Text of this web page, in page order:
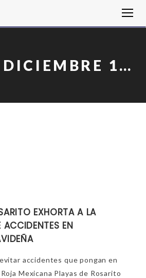
DICIEMBRE 16, 2019
EXHORTA A LA
ACCIDENTES EN
accidentes que pongan en
Mexicana Playas de Rosarito